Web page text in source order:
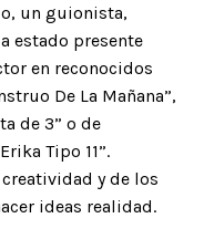
un guionista,
a estado presente
en reconocidos
De La Mañana”,
de 3” o de
Tipo 11”.
y de los
ideas realidad.